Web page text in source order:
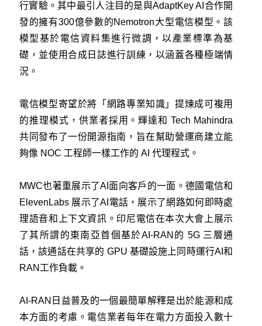
行實驗。其中最引人注目的是與AdaptKey AI合作開
發的擁有300億參數的Nemotron大型電信模型。該
模型基於電信資料集進行微調，以產業標準為基
礎，並使用合成日誌進行訓練，以涵蓋各種極端情
況。
電信模型寄望於將「網路專業知識」提煉成可複用
的推理模式，供業者採用。輝達和 Tech Mahindra
共同發布了一份開源指南，旨在幫助營運商建立能
夠像 NOC 工程師一樣工作的 AI 代理程式。
MWC也著重展示了AI面向客戶的一面。德國電信和
ElevenLabs 展示了AI電話，展示了網路如何即時處
理語音和上下文資訊。印尼電信在本次大會上展示
了其所謂的東南亞首個基於AI-RAN的 5G 三層通
話，該通話在共享的 GPU 基礎設施上同時運行AI和
RAN工作負載。
AI-RAN日益普及的一個最簡單解釋是出於能源和成
本方面的考慮。電信業者每年在電力方面投入數十